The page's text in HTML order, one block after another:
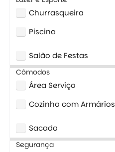
Churrasqueira
Piscina
Salão de Festas
Cômodos
Área Serviço
Cozinha com Armários
Sacada
Segurança